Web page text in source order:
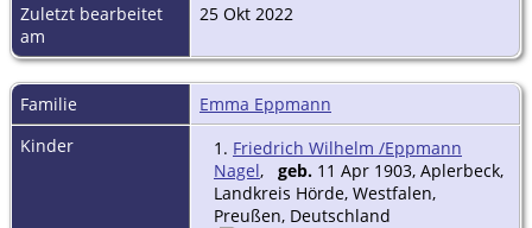
Zuletzt bearbeitet
am
25 Okt 2022
Familie
Emma Eppmann
Kinder
1. Friedrich Wilhelm /Eppmann
Nagel, geb. 11 Apr 1903, Aplerbeck,
Landkreis Hörde, Westfalen,
Preußen, Deutschland